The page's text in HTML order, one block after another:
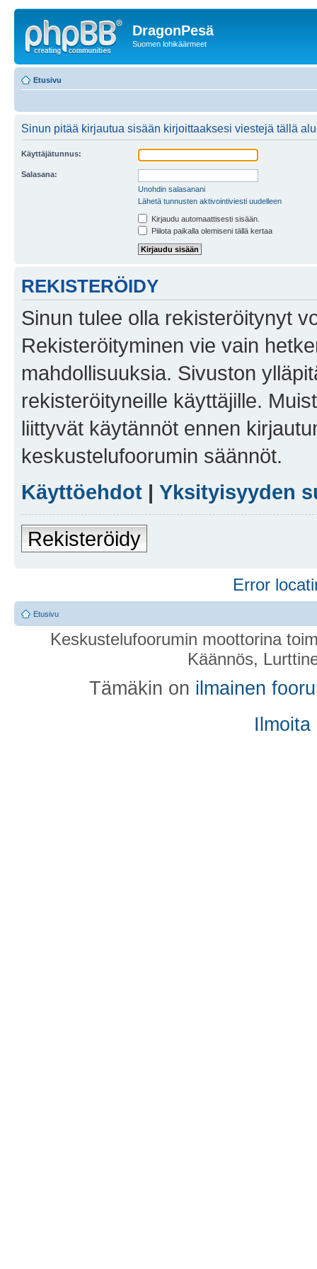
DragonPesä
Suomen lohikäärmeet
Etusivu
Sinun pitää kirjautua sisään kirjoittaaksesi viestejä tällä
Käyttäjätunnus:
Salasana:
Unohdin salasanani
Lähetä tunnusten aktivointiviesti uudelleen
Kirjaudu automaattisesti sisään.
Piilota paikalla olemiseni tällä kertaa
REKISTERÖIDY
Sinun tulee olla rekisteröitynyt
Rekisteröityminen vie vain
mahdollisuuksia. Sivuston
rekisteröityneille käyttäjille.
liittyvät käytännöt ennen
keskustelufoorumin säännöt.
Käyttöehdot | Yksityisyyden
Rekisteröidy
Error
Etusivu
Keskustelufoorumin moottorina
Käännös,
Tämäkin on ilmainen